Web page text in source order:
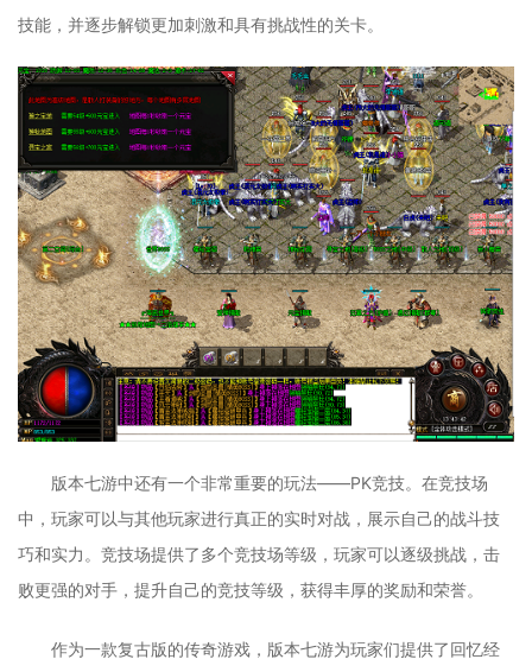
技能，并逐步解锁更加刺激和具有挑战性的关卡。
版本七游中还有一个非常重要的玩法——PK竞技。在竞技场
中，玩家可以与其他玩家进行真正的实时对战，展示自己的战斗技
巧和实力。竞技场提供了多个竞技场等级，玩家可以逐级挑战，击
败更强的对手，提升自己的竞技等级，获得丰厚的奖励和荣誉。
作为一款复古版的传奇游戏，版本七游为玩家们提供了回忆经